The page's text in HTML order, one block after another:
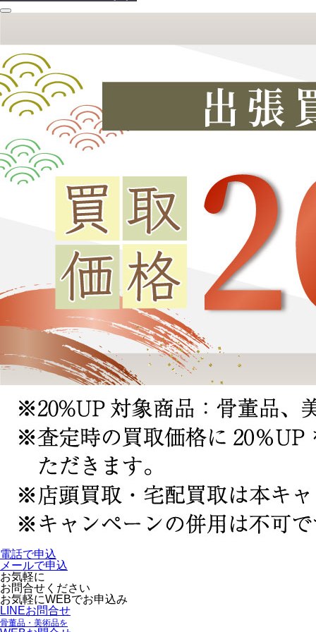
電話で申込
メールで申込
お気軽に
お問合せください
お気軽にWEBでお申込み
LINEお問合せ
骨董品・美術品を